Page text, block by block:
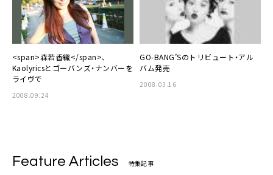
<span>森若香織</span>、
Kaolyricsとゴーバンズ・ナンバーを
ライヴで
2008.09.24
GO-BANG’Sのトリビュート・アル
バム発売
2008.03.16
Feature Articles 特集記事